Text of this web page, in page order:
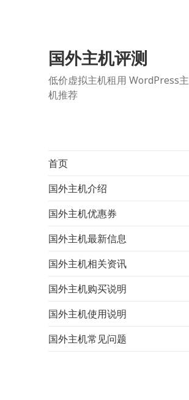
国外主机评测
低价虚拟主机租用 WordPress主
机推荐
首页
国外主机介绍
国外主机优惠券
国外主机最新信息
国外主机相关资讯
国外主机购买说明
国外主机使用说明
国外主机常见问题